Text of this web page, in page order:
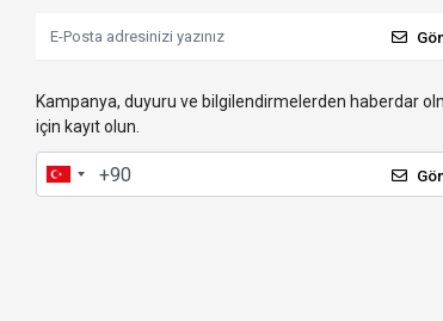
Kampanya, duyuru ve bilgilendirmelerden haberdar
için kayıt olun.